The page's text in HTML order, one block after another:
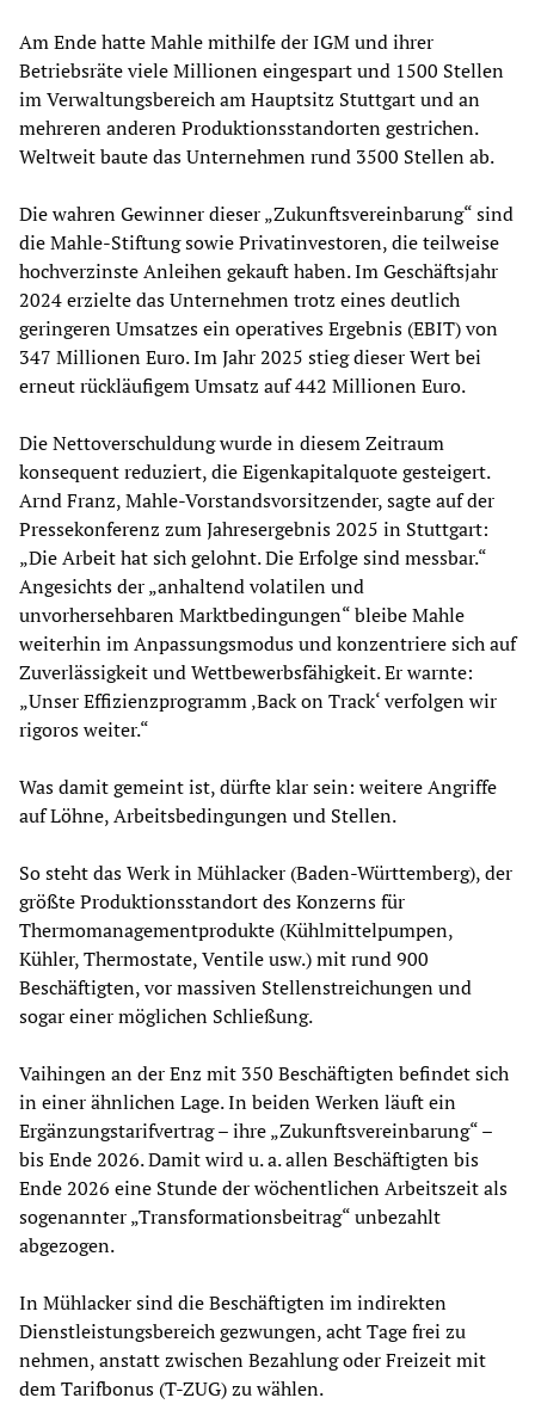
Am Ende hatte Mahle mithilfe der IGM und ihrer
Betriebsräte viele Millionen eingespart und 1500 Stellen
im Verwaltungsbereich am Hauptsitz Stuttgart und an
mehreren anderen Produktionsstandorten gestrichen.
Weltweit baute das Unternehmen rund 3500 Stellen ab.
Die wahren Gewinner dieser „Zukunftsvereinbarung“ sind
die Mahle-Stiftung sowie Privatinvestoren, die teilweise
hochverzinste Anleihen gekauft haben. Im Geschäftsjahr
2024 erzielte das Unternehmen trotz eines deutlich
geringeren Umsatzes ein operatives Ergebnis (EBIT) von
347 Millionen Euro. Im Jahr 2025 stieg dieser Wert bei
erneut rückläufigem Umsatz auf 442 Millionen Euro.
Die Nettoverschuldung wurde in diesem Zeitraum
konsequent reduziert, die Eigenkapitalquote gesteigert.
Arnd Franz, Mahle-Vorstandsvorsitzender, sagte auf der
Pressekonferenz zum Jahresergebnis 2025 in Stuttgart:
„Die Arbeit hat sich gelohnt. Die Erfolge sind messbar.“
Angesichts der „anhaltend volatilen und
unvorhersehbaren Marktbedingungen“ bleibe Mahle
weiterhin im Anpassungsmodus und konzentriere sich auf
Zuverlässigkeit und Wettbewerbsfähigkeit. Er warnte:
„Unser Effizienzprogramm ‚Back on Track‘ verfolgen wir
rigoros weiter.“
Was damit gemeint ist, dürfte klar sein: weitere Angriffe
auf Löhne, Arbeitsbedingungen und Stellen.
So steht das Werk in Mühlacker (Baden-Württemberg), der
größte Produktionsstandort des Konzerns für
Thermomanagementprodukte (Kühlmittelpumpen,
Kühler, Thermostate, Ventile usw.) mit rund 900
Beschäftigten, vor massiven Stellenstreichungen und
sogar einer möglichen Schließung.
Vaihingen an der Enz mit 350 Beschäftigten befindet sich
in einer ähnlichen Lage. In beiden Werken läuft ein
Ergänzungstarifvertrag – ihre „Zukunftsvereinbarung“ –
bis Ende 2026. Damit wird u. a. allen Beschäftigten bis
Ende 2026 eine Stunde der wöchentlichen Arbeitszeit als
sogenannter „Transformationsbeitrag“ unbezahlt
abgezogen.
In Mühlacker sind die Beschäftigten im indirekten
Dienstleistungsbereich gezwungen, acht Tage frei zu
nehmen, anstatt zwischen Bezahlung oder Freizeit mit
dem Tarifbonus (T-ZUG) zu wählen.